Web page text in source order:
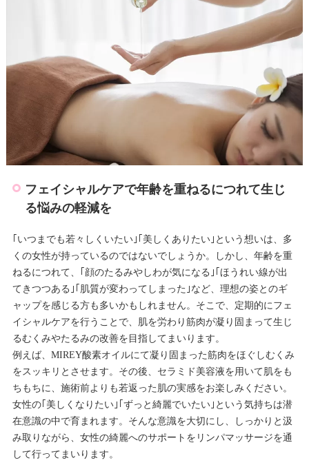
フェイシャルケアで年齢を重ねるにつれて生じ
る悩みの軽減を
｢いつまでも若々しくいたい｣｢美しくありたい｣という想いは、多
くの女性が持っているのではないでしょうか。しかし、年齢を重
ねるにつれて、｢顔のたるみやしわが気になる｣｢ほうれい線が出
てきつつある｣｢肌質が変わってしまった｣など、理想の姿とのギ
ャップを感じる方も多いかもしれません。そこで、定期的にフェ
イシャルケアを行うことで、肌を労わり筋肉が凝り固まって生じ
るむくみやたるみの改善を目指してまいります。
例えば、MIREY酸素オイルにて凝り固まった筋肉をほぐしむくみ
をスッキリとさせます。その後、セラミド美容液を用いて肌をも
ちもちに、施術前よりも若返った肌の実感をお楽しみください。
女性の｢美しくなりたい｣｢ずっと綺麗でいたい｣という気持ちは潜
在意識の中で育まれます。そんな意識を大切にし、しっかりと汲
み取りながら、女性の綺麗へのサポートをリンパマッサージを通
して行ってまいります。